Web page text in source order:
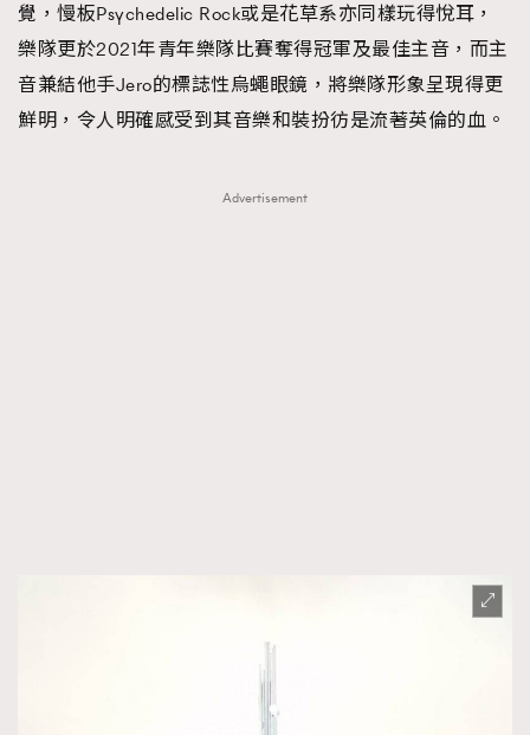
覺，慢板Psychedelic Rock或是花草系亦同樣玩得悅耳，
樂隊更於2021年青年樂隊比賽奪得冠軍及最佳主音，而主
音兼結他手Jero的標誌性烏蠅眼鏡，將樂隊形象呈現得更
鮮明，令人明確感受到其音樂和裝扮彷是流著英倫的血。
Advertisement